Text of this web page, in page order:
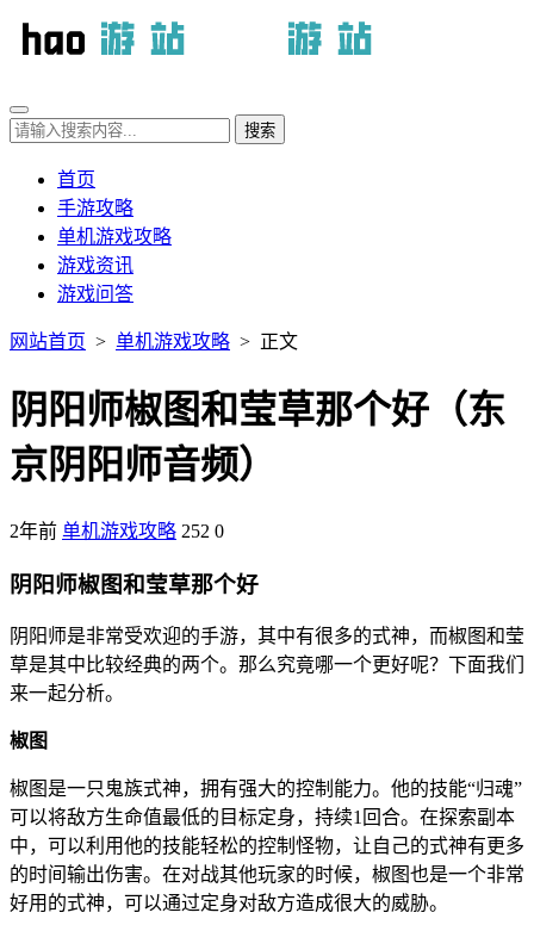
首页
手游攻略
单机游戏攻略
游戏资讯
游戏问答
网站首页 > 单机游戏攻略 > 正文
阴阳师椒图和莹草那个好（东
京阴阳师音频）
2年前 单机游戏攻略 252 0
阴阳师椒图和莹草那个好
阴阳师是非常受欢迎的手游，其中有很多的式神，而椒图和莹
草是其中比较经典的两个。那么究竟哪一个更好呢？下面我们
来一起分析。
椒图
椒图是一只鬼族式神，拥有强大的控制能力。他的技能“归魂”
可以将敌方生命值最低的目标定身，持续1回合。在探索副本
中，可以利用他的技能轻松的控制怪物，让自己的式神有更多
的时间输出伤害。在对战其他玩家的时候，椒图也是一个非常
好用的式神，可以通过定身对敌方造成很大的威胁。